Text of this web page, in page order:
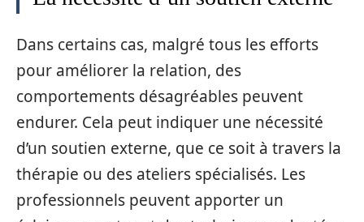
Dans certains cas, malgré tous les efforts
pour améliorer la relation, des
comportements désagréables peuvent
endurer. Cela peut indiquer une nécessité
d’un soutien externe, que ce soit à travers la
thérapie ou des ateliers spécialisés. Les
professionnels peuvent apporter un